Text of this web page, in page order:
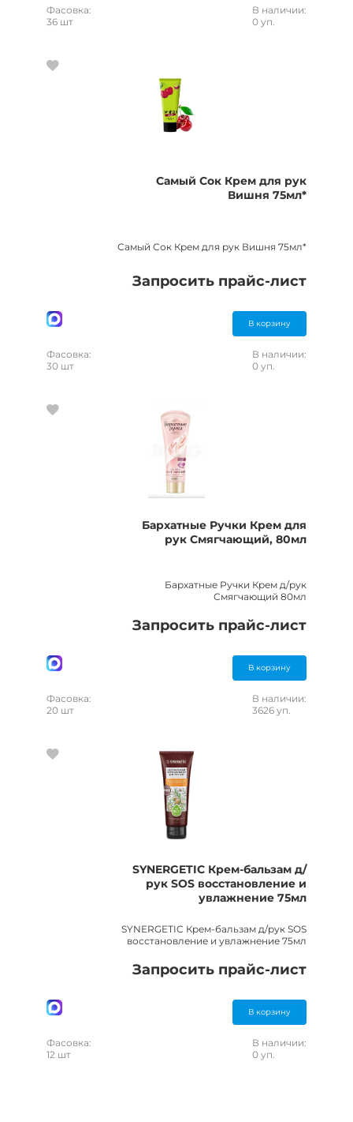
Фасовка:
36 шт
В наличии:
0 уп.
Самый Сок Крем для рук
Вишня 75мл*
Самый Сок Крем для рук Вишня 75мл*
Запросить прайс-лист
В корзину
Фасовка:
30 шт
В наличии:
0 уп.
Бархатные Ручки Крем для
рук Смягчающий, 80мл
Бархатные Ручки Крем д/рук
Смягчающий 80мл
Запросить прайс-лист
В корзину
Фасовка:
20 шт
В наличии:
3626 уп.
SYNERGETIC Крем-бальзам д/
рук SOS восстановление и
увлажнение 75мл
SYNERGETIC Крем-бальзам д/рук SOS
восстановление и увлажнение 75мл
Запросить прайс-лист
В корзину
Фасовка:
12 шт
В наличии:
0 уп.